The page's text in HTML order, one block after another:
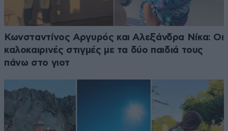
Κωνσταντίνος Αργυρός και Αλεξάνδρα Νίκα: Οι
καλοκαιρινές στιγμές με τα δύο παιδιά τους
πάνω στο γιοτ